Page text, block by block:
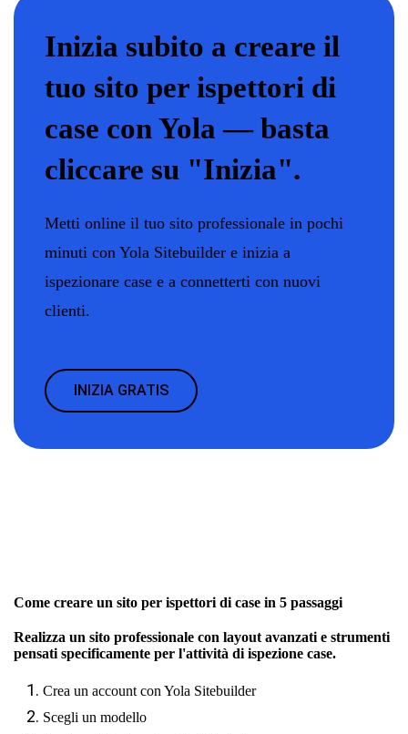
Inizia subito a creare il
tuo sito per ispettori di
case con Yola — basta
cliccare su "Inizia".
Metti online il tuo sito professionale in pochi
minuti con Yola Sitebuilder e inizia a
ispezionare case e a connetterti con nuovi
clienti.
INIZIA GRATIS
Come creare un sito per ispettori di case in 5 passaggi
Realizza un sito professionale con layout avanzati e strumenti
pensati specificamente per l'attività di ispezione case.
Crea un account con Yola Sitebuilder
Scegli un modello